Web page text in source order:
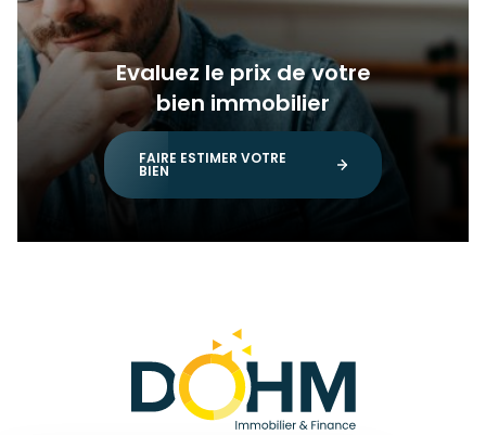
Evaluez le prix de votre
bien immobilier
FAIRE ESTIMER VOTRE
BIEN